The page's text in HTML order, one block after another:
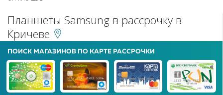
Планшеты Samsung в рассрочку в
Кричеве
ПОИСК МАГАЗИНОВ ПО КАРТЕ РАССРОЧКИ